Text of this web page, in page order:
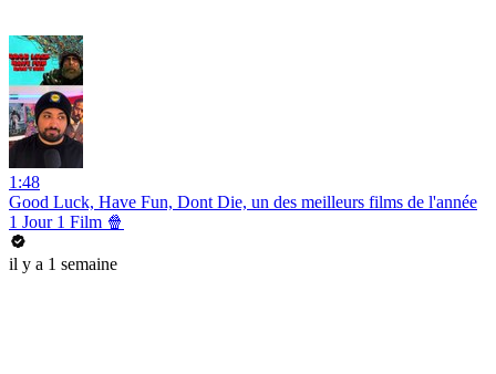
1:48
Good Luck, Have Fun, Dont Die, un des meilleurs films de l'année
1 Jour 1 Film 🍿
il y a 1 semaine